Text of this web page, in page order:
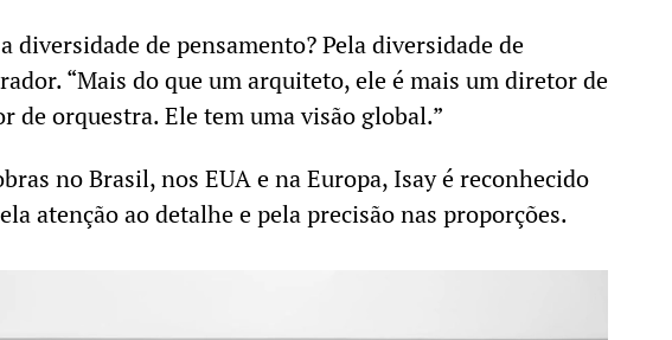
diversidade de pensamento? Pela diversidade de
“Mais do que um arquiteto, ele é mais um diretor de
de orquestra. Ele tem uma visão global.”
no Brasil, nos EUA e na Europa, Isay é reconhecido
atenção ao detalhe e pela precisão nas proporções.